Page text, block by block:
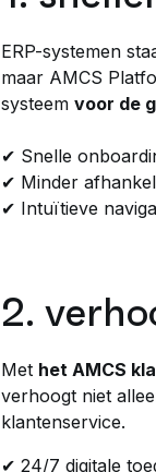
ERP-systemen
maar AMCS
systeem voor de
✔ Snelle
✔ Minder
✔ Intuïtieve
2.
Met het AMCS
verhoogt niet
klantenservice.
✔ 24/7 digitale